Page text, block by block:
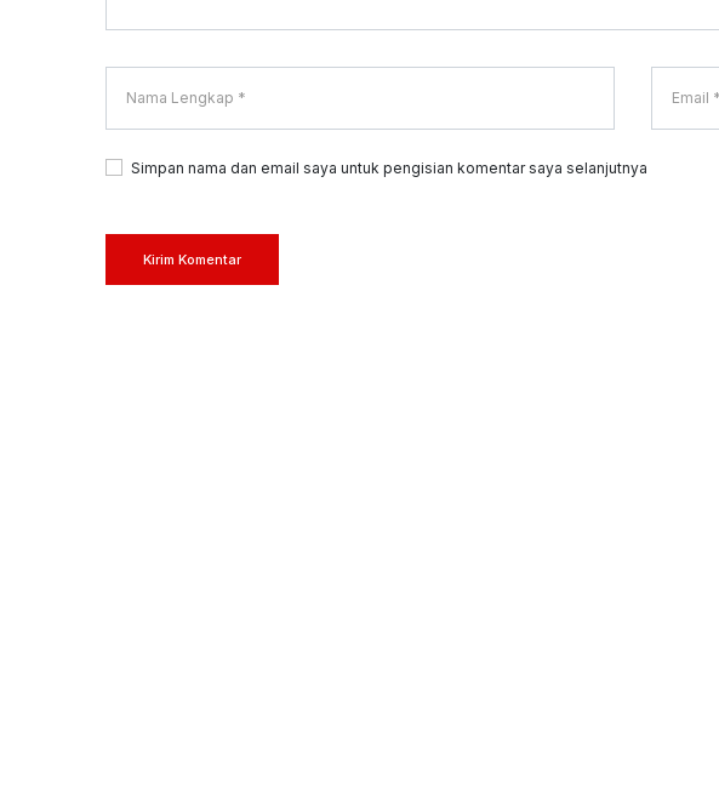
Simpan nama dan email saya untuk pengisian komentar saya selanjutnya
Kirim Komentar